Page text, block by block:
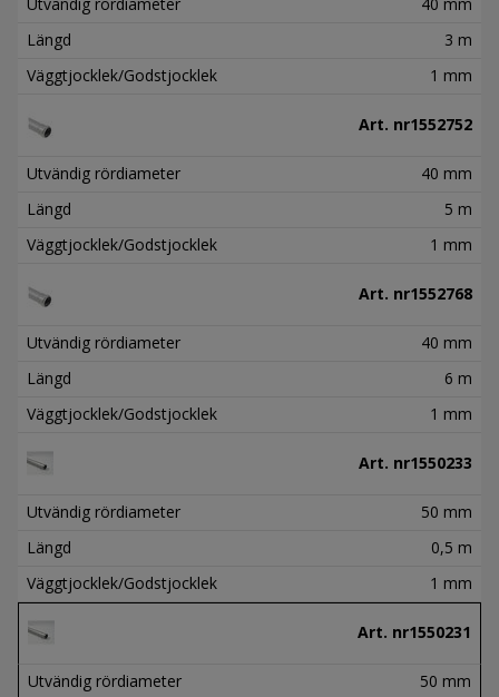
Längd
3 m
Väggtjocklek/Godstjocklek
1 mm
Art. nr1552752
Utvändig rördiameter
40 mm
Längd
5 m
Väggtjocklek/Godstjocklek
1 mm
Art. nr1552768
Utvändig rördiameter
40 mm
Längd
6 m
Väggtjocklek/Godstjocklek
1 mm
Art. nr1550233
Utvändig rördiameter
50 mm
Längd
0,5 m
Väggtjocklek/Godstjocklek
1 mm
Art. nr1550231
Utvändig rördiameter
50 mm